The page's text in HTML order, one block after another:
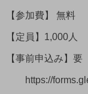
【参加費】 無料
【定員】1,000人
【事前申込み】要
https://